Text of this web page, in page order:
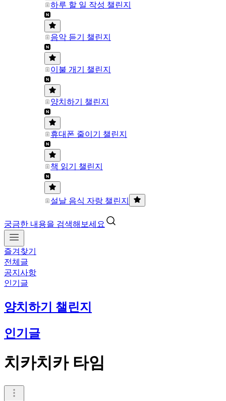
하루 할 일 작성 챌린지
음악 듣기 챌린지
이불 개기 챌린지
양치하기 챌린지
휴대폰 줄이기 챌린지
책 읽기 챌린지
설날 음식 자랑 챌린지
궁금한 내용을 검색해보세요
즐겨찾기
전체글
공지사항
인기글
양치하기 챌린지
인기글
치카치카 타임